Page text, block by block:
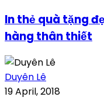
In thẻ quà tặng
hàng thân thiết
Duyên Lê
19 April, 2018